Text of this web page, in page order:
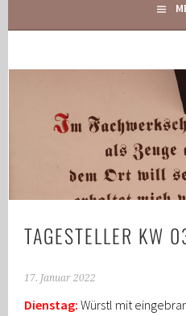
TAGESTELLER KW
17. Januar 2022
Dienstag:Würstl mit